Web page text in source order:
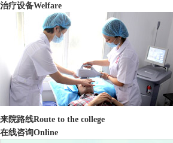
治疗设备Welfare
来院路线Route to the college
在线咨询Online